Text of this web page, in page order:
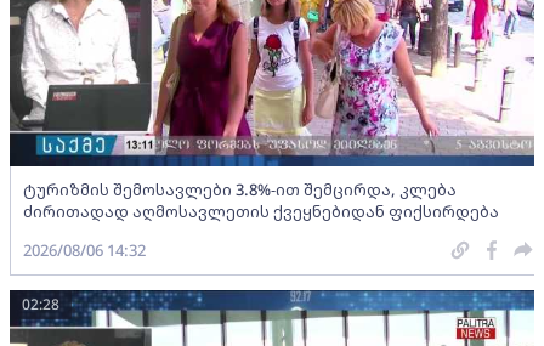
ტურიზმის შემოსავლები 3.8%-ით შემცირდა, კლება
ძირითადად აღმოსავლეთის ქვეყნებიდან ფიქსირდება
2026/08/06 14:32
02:28